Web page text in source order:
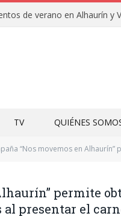
TV QUIÉNES
“Nos movemos en
permite
al presentar el